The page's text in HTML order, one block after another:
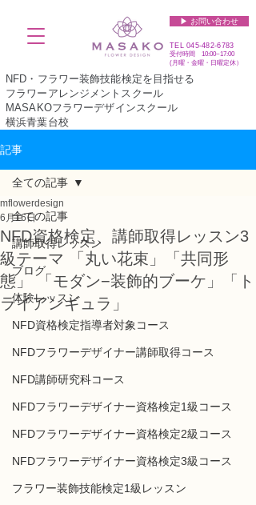
▶︎ お問い合わせ
TEL045-482-6783
受付時間 10:00~17:00​​​
(​月曜・金曜・日曜定休）
NFD・フラワー装飾技能検定を目指せる
フラワーアレンジメントスクール
MASAKOフラワーデザインスクール
横浜青葉台校
記事
全ての記事
講師取得レッスン
ブログ
体験レッスン
NFD資格検定指導者対象コース
NFDフラワーデザイナー講師取得コース
NFD講師研究科コース
NFDフラワーデザイナー資格検定1級コース
NFDフラワーデザイナー資格検定2級コース
NFDフラワーデザイナー資格検定3級コース
フラワー装飾技能検定1級レッスン
全ての記事
NFD資格検定、講師取得レッスン3
級テーマ 「丸い花束」「共同形
態」 「モダン−装飾的ブーケ」「ト
ライアンギュラ」
mflowerdesign
6月16日